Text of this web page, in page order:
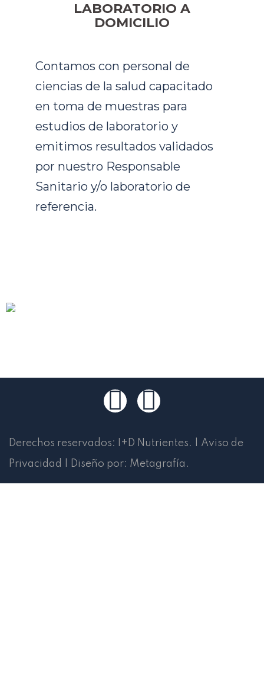
LABORATORIO A
DOMICILIO
Contamos con personal de
ciencias de la salud capacitado
en toma de muestras para
estudios de laboratorio y
emitimos resultados validados
por nuestro Responsable
Sanitario y/o laboratorio de
referencia.
Derechos reservados: I+D Nutrientes.
Aviso de
Privacidad
Diseño por: Metagrafía .